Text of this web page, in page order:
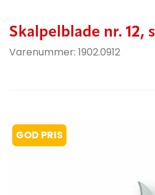
Skalpelblade nr. 12,
Varenummer: 1902.0912
GOD PRIS